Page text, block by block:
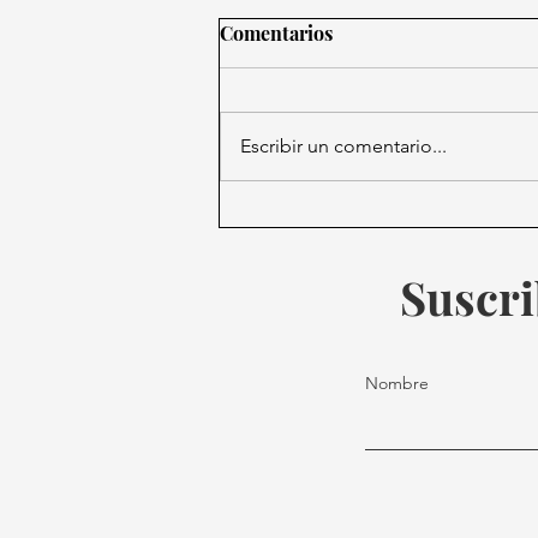
moderna en una partida de
Comentarios
Escribir un comentario...
Nombre